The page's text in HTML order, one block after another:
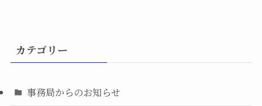
カテゴリー
事務局からのお知らせ